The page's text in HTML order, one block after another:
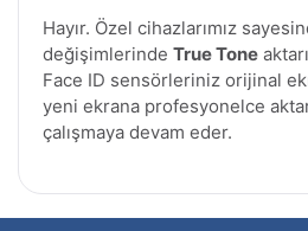
Hayır. Özel cihazlarımız
değişimlerinde True Tone
Face ID sensörleriniz orijinal
yeni ekrana profesyonelce
çalışmaya devam eder.